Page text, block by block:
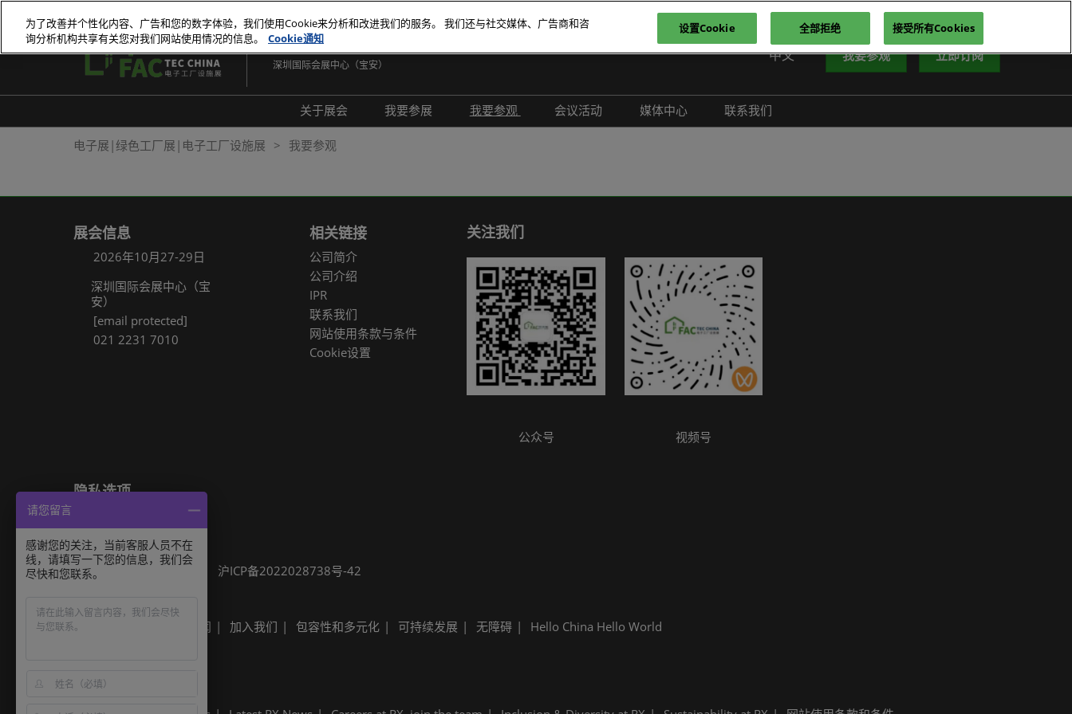
接
跳
容
2026年10月27-29日
深圳国际会展中心（宝安）
中文
English
Tiếng Việt
我要参观 立即订阅
关于展会
展会介绍
常见问题解答
我要参展
观众范围
我要参观
TAP特邀贵宾买家
组团参观
智慧会刊
展商名录
展品名录
参观指南
会议活动
评选赛事
媒体中心
行业新闻
联系我们
电子展|绿色工厂展|电子工厂设施展 我要参观
展会信息
2026年10月27-29日
深圳国际会展中心（宝
安）
[email protected]
021 2231 7010
相关链接
公司简介
公司介绍
IPR
联系我们
网站使用条款与条件
Cookie设置
关注我们
公众号 视频号
隐私选项
Cookie政策
展会信息
可持续发展 沪ICP备2022028738号-42
Built by RX
其他励展展会 励展新闻 加入我们 包容性和多元化 可持续发展 无障碍 Hello China Hello World
Built by RX
请您留言
感谢您的关注，当前客服人员不在
线，请填写一下您的信息，我们会
尽快和您联系。
为了改善并个性化内容、广告和您的数字体验，我们使用Cookie来分析和改进我们的服务。 我们还与社交媒体、广告商和咨
询分析机构共享有关您对我们网站使用情况的信息。
Cookie通知
设置Cookie 全部拒绝 接受所有Cookies